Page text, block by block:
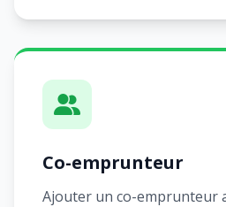
Co-emprunteur
Ajouter un co-emprunteur